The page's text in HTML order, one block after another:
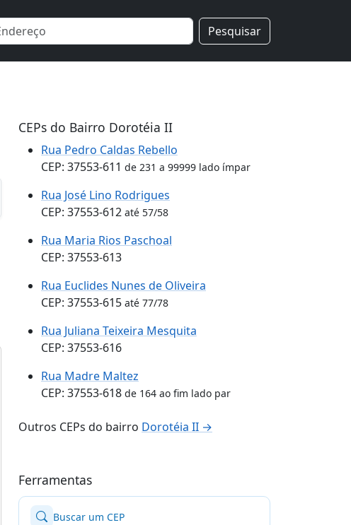
Pesquisar
CEPs do Bairro Dorotéia II
Rua Pedro Caldas Rebello
CEP: 37553-611 de 231 a 99999 lado ímpar
Rua José Lino Rodrigues
CEP: 37553-612 até 57/58
Rua Maria Rios Paschoal
CEP: 37553-613
Rua Euclides Nunes de Oliveira
CEP: 37553-615 até 77/78
Rua Juliana Teixeira Mesquita
CEP: 37553-616
Rua Madre Maltez
CEP: 37553-618 de 164 ao fim lado par
Outros CEPs do bairro Dorotéia II →
Ferramentas
Buscar um CEP